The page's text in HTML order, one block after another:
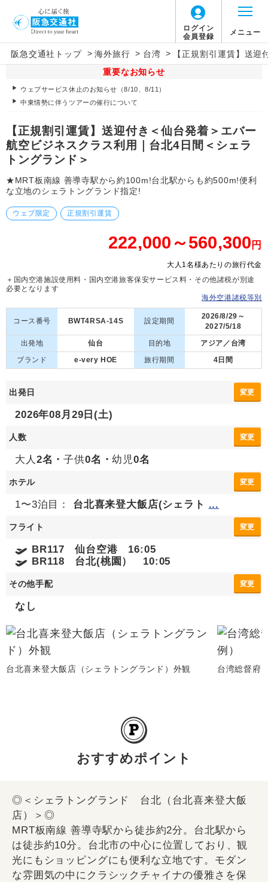
ログイン
会員登録
メニュー
阪急交通社トップ > 海外旅行 > 台湾 >
【正規割引運賃】送
重要なお知らせ
ウェブサービス休止のお知らせ（8/10、8/11）
中東情勢に伴うツアーの催行について
【正規割引運賃】送迎付き＜仙台発着＞エバー
航空ビジネスクラス利用｜台北4日間＜シェラ
トングランド＞
★MRT板南線 善導寺駅から約100m!台北駅からも約500m!便利
な立地のシェラトングランド指定!
ウェブ限定 正規割引運賃
222,000～560,300 円
大人1名様あたりの旅行代金
＋国内空港施設使用料・国内空港旅客保安サービス料・その他諸税が別途
必要となります
海外空港諸税等別
コース番号 BWT4RSA-14S 設定期間
2026/8/29～
2027/5/18
出発地
仙台 目的地
アジア／台湾
ブランド
e-very HOE 旅行期間 4日間
出発日 変更
2026年08月29日(土)
人数 変更
大人 2名・子供0名・幼児0名
ホテル 変更
1〜3泊目： 台北喜来登大飯店(シェラト ...
フライト 変更
BR117 仙台空港 16:05
BR118 台北(桃園） 10:05
その他手配 変更
なし
台北喜来登大飯店（シェラトングランド）外観 台湾総督府
おすすめポイント
◎＜シェラトングランド 台北（台北喜来登大飯
店）＞◎
MRT板南線 善導寺駅から徒歩約2分。台北駅から
は徒歩約10分。台北市の中心に位置しており、観
光にもショッピングにも便利な立地です。モダン
な雰囲気の中にクラシックチャイナの優雅さを保